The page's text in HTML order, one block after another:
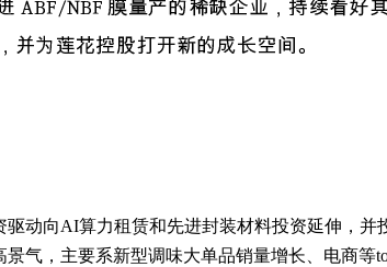
动向AI算力租赁和先进封装材料投资延伸，并
气，主要系新型调味大单品销量增长、电商